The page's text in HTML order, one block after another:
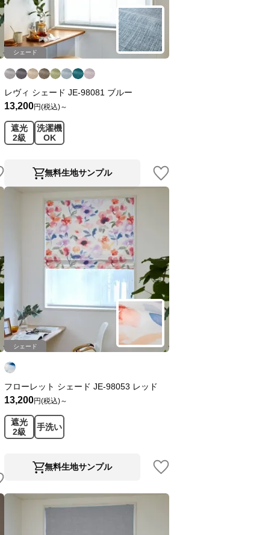
シェード
レヴィ シェード JE-98081 ブルー
13,200円(税込)～
遮光
2級
洗濯機
OK
無料生地サンプル
シェード
フローレット シェード JE-98053 レッド
13,200円(税込)～
遮光
2級
手洗い
無料生地サンプル